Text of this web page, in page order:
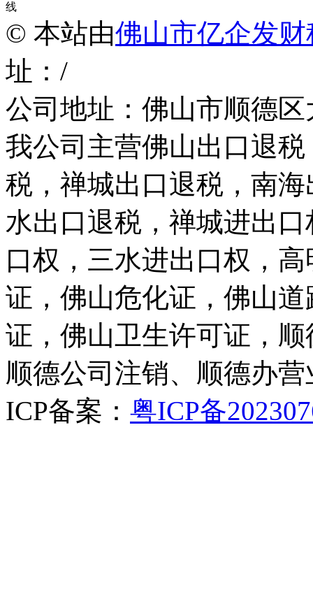
线
© 本站由佛山市亿企发
址：/
公司地址：佛山市顺德
我公司主营佛山出口退
税，禅城出口退税，南
水出口退税，禅城进出
口权，三水进出口权，
证，佛山危化证，佛山
证，佛山卫生许可证，
顺德公司注销、顺德办营
ICP备案： 粤ICP备